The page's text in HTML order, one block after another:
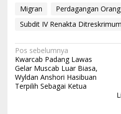
Migran Perdagangan Orang
Subdit IV Renakta
N
a
v
Pos sebelumnya
Kwarcab Padang Lawas
Gelar Muscab Luar Biasa,
Wyldan Anshori Hasibuan
Terpilih Sebagai Ketua